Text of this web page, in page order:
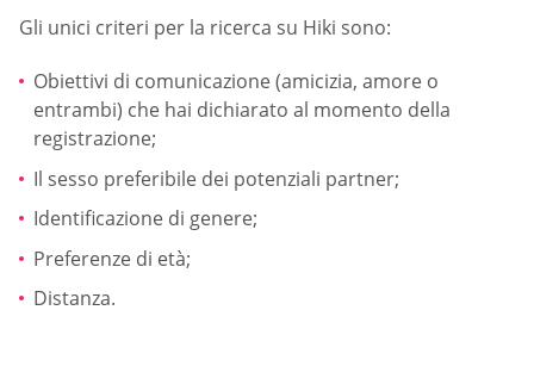
Gli unici criteri per la ricerca su Hiki sono:
Obiettivi di comunicazione (amicizia, amore o
entrambi) che hai dichiarato al momento della
registrazione;
Il sesso preferibile dei potenziali partner;
Identificazione di genere;
Preferenze di età;
Distanza.